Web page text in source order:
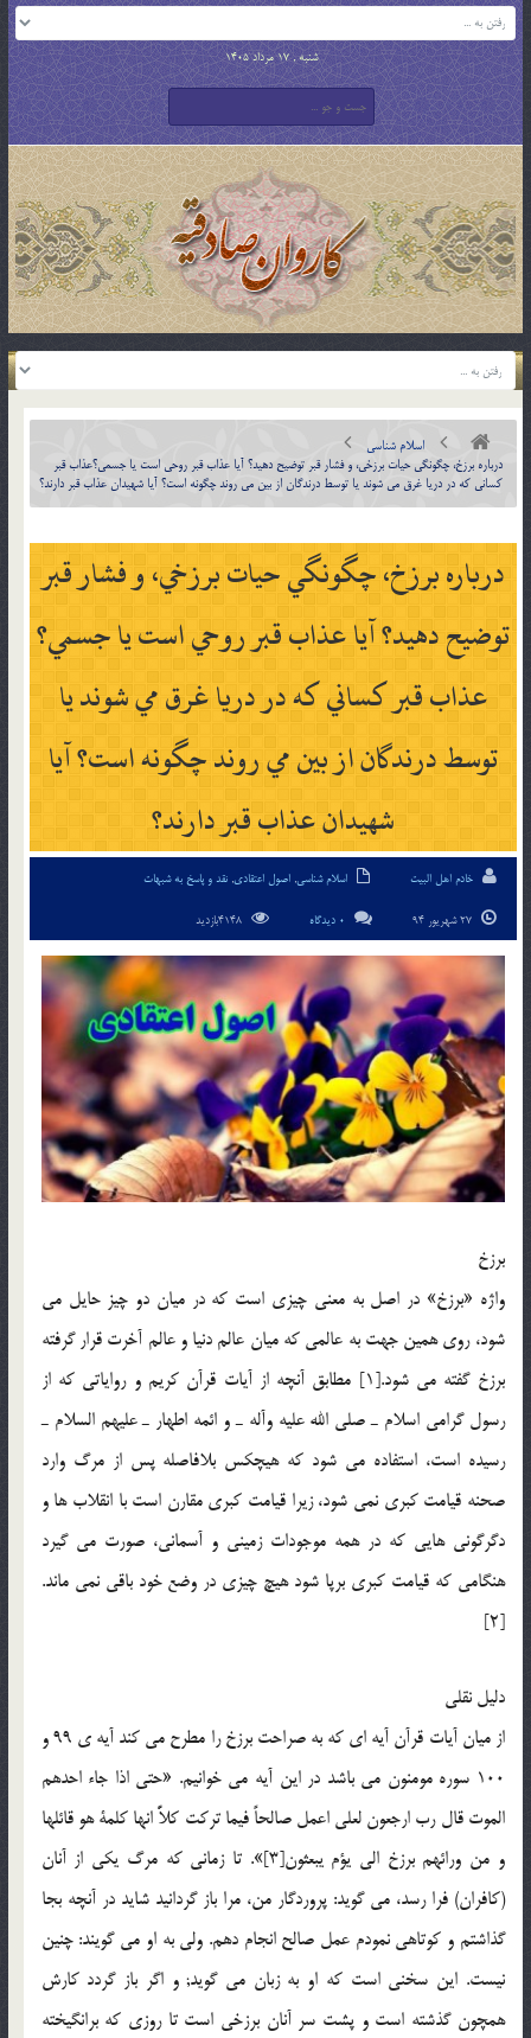
شنبه , 17 مرداد 1405
اسلام شناسی
درباره برزخ، چگونگي حيات برزخي، و فشار قبر توضيح دهيد؟ آيا عذاب قبر روحي است يا جسمي؟عذاب قبر
كساني كه در دريا غرق مي شوند يا توسط درندگان از بين مي روند چگونه است؟ آيا شهيدان عذاب قبر دارند؟
درباره برزخ، چگونگي حيات برزخي، و فشار قبر
توضيح دهيد؟ آيا عذاب قبر روحي است يا جسمي؟
عذاب قبر كساني كه در دريا غرق مي شوند يا
توسط درندگان از بين مي روند چگونه است؟ آيا
شهيدان عذاب قبر دارند؟
خادم اهل البیت اسلام شناسی, اصول اعتقادی, نقد و پاسخ به شبهات
0 دیدگاه
برزخ
واژه «برزخ» در اصل به معني چيزي است كه در ميان دو چيز حايل مي
شود، روي همين جهت به عالمي كه ميان عالم دنيا و عالم آخرت قرار گرفته
برزخ گفته مي شود.[1] مطابق آنچه از آيات قرآن كريم و رواياتي كه از
رسول گرامي اسلام ـ صلي الله عليه وآله ـ و ائمه اطهار ـ عليهم السلام ـ
رسيده است، استفاده مي شود كه هيچكس بلافاصله پس از مرگ وارد
صحنه قيامت كبري نمي شود، زيرا قيامت كبري مقارن است با انقلاب ها و
دگرگوني هايي که در همه موجودات زميني و آسماني، صورت مي گيرد
هنگامي كه قيامت كبري برپا شود هيچ چيزي در وضع خود باقي نمي ماند.
[2]
دليل نقلي
از ميان آيات قرآن آيه اي که به صراحت برزخ را مطرح مي کند آيه ي 99 و
100 سوره مومنون مي باشد در اين آيه مي خوانيم. «حتي اذا جاء احدهم
الموت قال رب ارجعون لعلي اعمل صالحاً فيما تركت كلاًّ انها كلمة هو قائلها
و من ورائهم برزخ الي يؤم يبعثون[3]». تا زماني كه مرگ يكي از آنان
(كافران) فرا رسد، مي گويد: پروردگار من، مرا باز گردانيد شايد در آنچه بجا
گذاشتم و كوتاهي نمودم عمل صالح انجام دهم. ولي به او مي گويند: چنين
نيست. اين سخني است كه او به زبان مي گويد; و اگر باز گردد كارش
همچون گذشته است و پشت سر آنان برزخي است تا روزي كه برانگيخته